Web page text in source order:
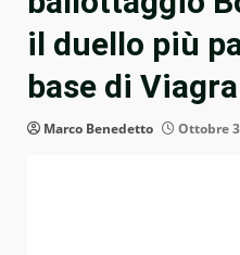
il duello più
base di
Marco Benedetto Ottobre